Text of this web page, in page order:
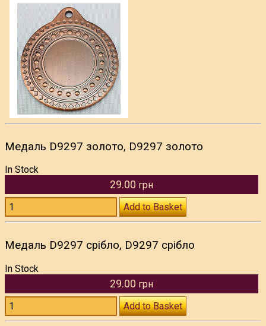
Медаль D9297 золото, D9297 золото
In Stock
29.00 грн
Add to Basket
Медаль D9297 срібло, D9297 срібло
In Stock
29.00 грн
Add to Basket